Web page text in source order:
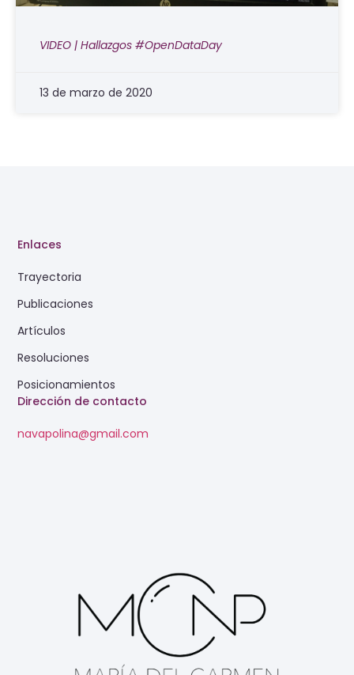
VIDEO | Hallazgos #OpenDataDay
13 de marzo de 2020
Dirección de contacto
navapolina@gmail.com
Enlaces
Trayectoria
Publicaciones
Artículos
Resoluciones
Posicionamientos